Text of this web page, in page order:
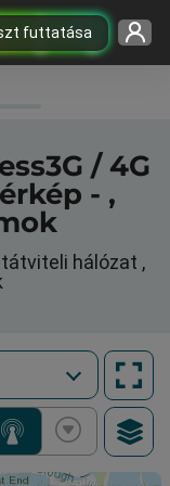
futtatása
/ 4G
- ,
hálózat ,